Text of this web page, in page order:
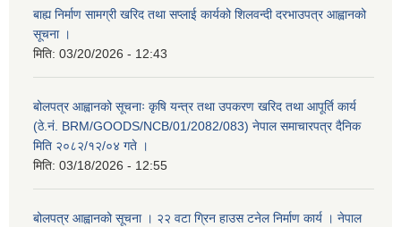
बाह्य निर्माण सामग्री खरिद तथा सप्लाई कार्यको शिलवन्दी दरभाउपत्र आह्वानको
सूचना ।
मिति: 03/20/2026 - 12:43
बोलपत्र आह्वानको सूचनाः कृषि यन्त्र तथा उपकरण खरिद तथा आपूर्ति कार्य
(ठे.नं. BRM/GOODS/NCB/01/2082/083) नेपाल समाचारपत्र दैनिक
मिति २०८२/१२/०४ गते ।
मिति: 03/18/2026 - 12:55
बोलपत्र आह्वानको सूचना । २२ वटा ग्रिन हाउस टनेल निर्माण कार्य । नेपाल